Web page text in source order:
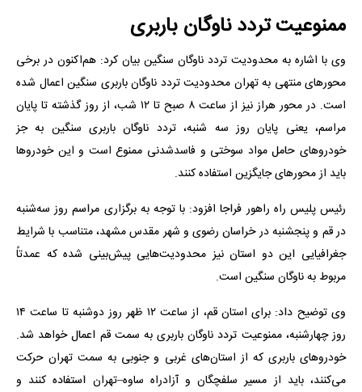
ممنوعیت تردد ناوگان باربری
وی با اشاره به محدودیت تردد ناوگان سنگین بیان کرد: هم‌اکنون در برخی
محورهای منتهی به تهران محدودیت تردد ناوگان باربری سنگین اعمال شده
است. در محور هراز نیز از ساعت ۸ صبح تا ۱۲ شب، از روز گذشته تا پایان
مراسم، یعنی پایان روز سه شنبه، تردد ناوگان باربری سنگین به جز
خودروهای حامل مواد سوختی و فاسدشدنی ممنوع است و این خودروها
باید از محورهای جایگزین استفاده کنند.
رئیس پلیس راه راهور فراجا افزود: با توجه به برگزاری مراسم روز سه‌شنبه
در قم و پنجشنبه در خراسان رضوی و شهر مقدس مشهد، متناسب با شرایط
جغرافیایی این دو استان نیز محدودیت‌هایی پیش‌بینی شده که عمدتاً
مربوط به ناوگان سنگین است.
وی توضیح داد: برای استان قم، از ساعت ۱۲ ظهر روز دوشنبه تا ساعت ۱۴
روز چهارشنبه، ممنوعیت تردد ناوگان باربری به سمت قم اعمال خواهد شد.
خودروهای باربری که از استان‌های غربی و جنوبی به سمت تهران حرکت
می‌کنند، باید از مسیر سلفچگان و آزادراه ساوه–تهران استفاده کنند و